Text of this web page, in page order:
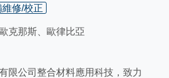
修/校正
克那斯、歐律比亞
限公司整合材料應用科技，致力